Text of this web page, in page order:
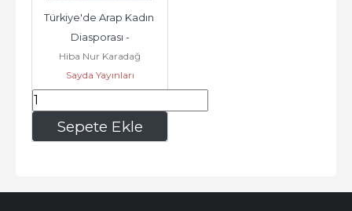
Sepete Ekle
Türkiye'de Arap Kadın
Diasporası -
Hiba Nur Karadağ
Sayda Yayınları
441,00